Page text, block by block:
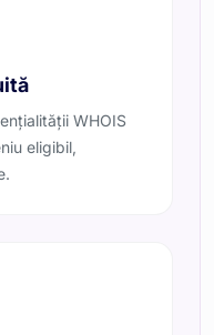
WHOIS
eligibil,